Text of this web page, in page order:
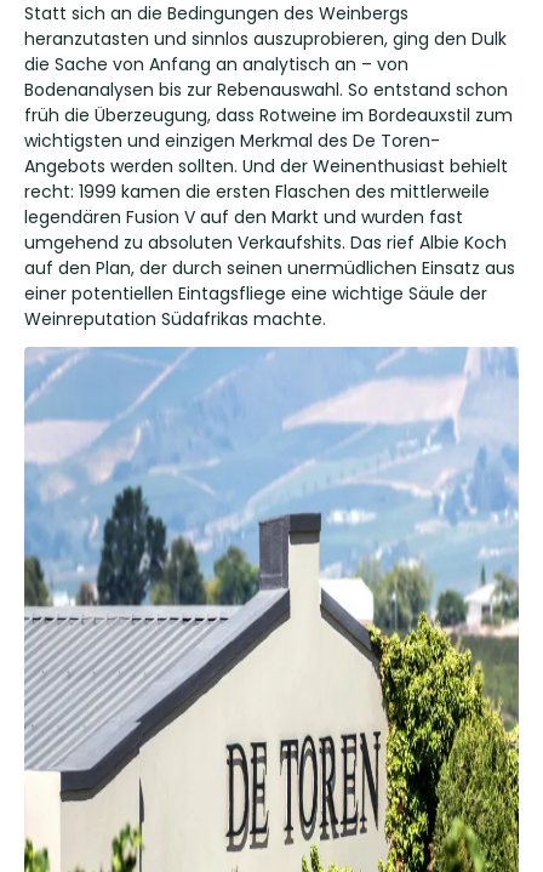
Statt sich an die Bedingungen des Weinbergs
heranzutasten und sinnlos auszuprobieren, ging den Dulk
die Sache von Anfang an analytisch an – von
Bodenanalysen bis zur Rebenauswahl. So entstand schon
früh die Überzeugung, dass Rotweine im Bordeauxstil zum
wichtigsten und einzigen Merkmal des De Toren-
Angebots werden sollten. Und der Weinenthusiast behielt
recht: 1999 kamen die ersten Flaschen des mittlerweile
legendären Fusion V auf den Markt und wurden fast
umgehend zu absoluten Verkaufshits. Das rief Albie Koch
auf den Plan, der durch seinen unermüdlichen Einsatz aus
einer potentiellen Eintagsfliege eine wichtige Säule der
Weinreputation Südafrikas machte.